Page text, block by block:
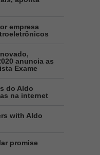
empresa
anuncia as
Exame
do Aldo
na internet
with Aldo
promise